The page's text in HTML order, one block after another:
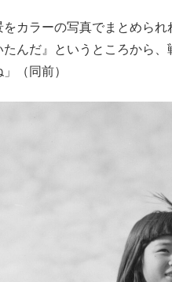
カラーの写真でまとめられ
んだ』というところから、
（同前）